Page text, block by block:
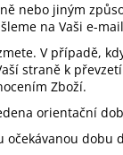
nebo jiným
na Vaši e-
V případě,
straně k
Zboží.
orientační